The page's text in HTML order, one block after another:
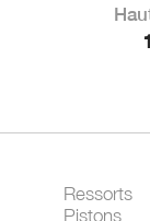
Ressorts
Pistons